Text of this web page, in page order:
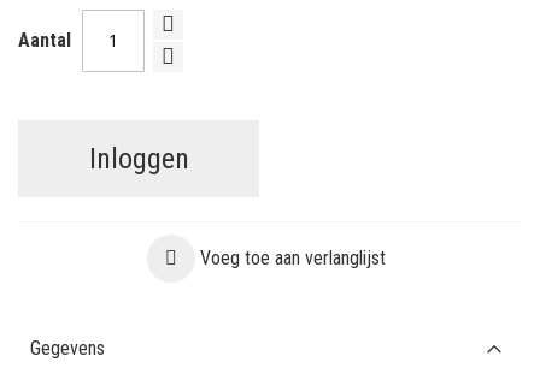
Aantal
Inloggen
Voeg toe aan verlanglijst
Gegevens